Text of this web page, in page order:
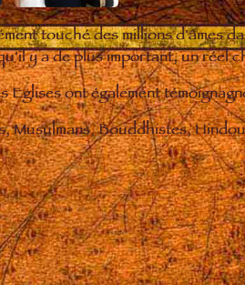
touché des millions d'âmes
y a de plus important, un réel
ont également
Bouddhistes,